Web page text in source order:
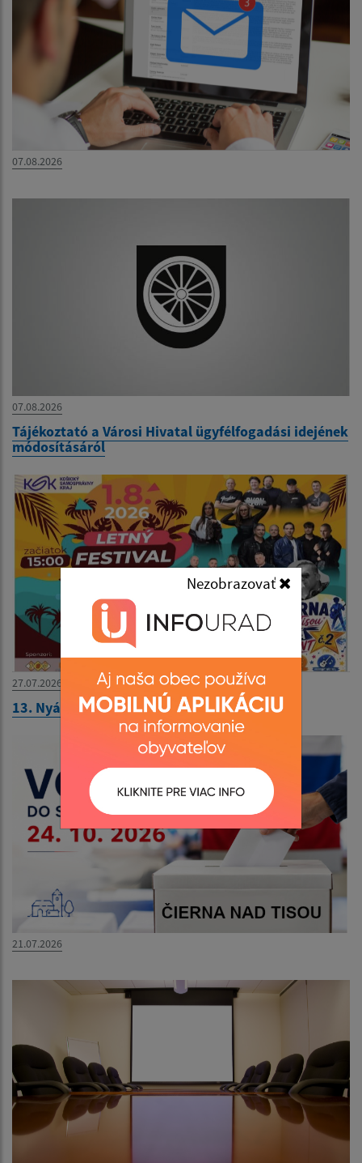
07.08.2026
07.08.2026
Tájékoztató a Városi Hivatal ügyfélfogadási idejének
módosításáról
27.07.2026
13. Nyári Fesztivál
21.07.2026
Nezobrazovať